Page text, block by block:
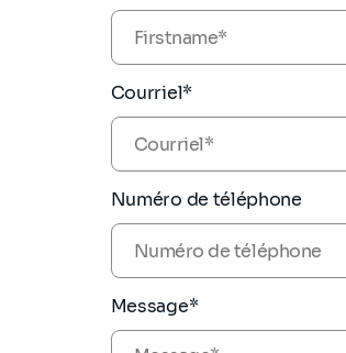
Courriel*
Numéro de téléphone
Message*